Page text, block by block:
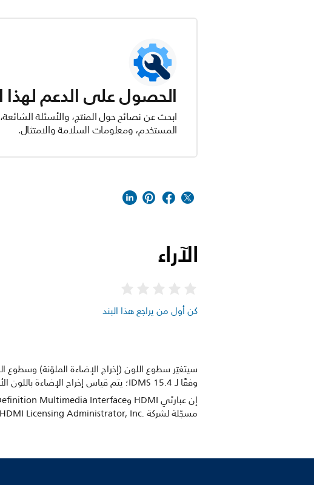
الحصول على الدعم لهذا
ابحث عن نصائح حول المنتج، والأسئلة
المستخدم، ومعلومات السلامة والامتثال.
الآراء
كن أول من يراجع هذا البند
سيتغيّر سطوع اللون (إخراج الإضاءة الملوّنة) وسطوع
وفقًا لـ IDMS 15.4؛ يتم قياس إخراج الإضاءة باللون الأبيض وفقًا لـ ISO 21118.
مسجّلة لشركة HDMI Licensing Administrator, Inc.‎.